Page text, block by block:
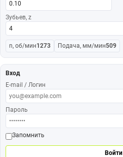
Зубьев, z
n, об/мин1273 Подача, мм/мин509
Вход
E-mail / Логин
Пароль
Запомнить
Войти